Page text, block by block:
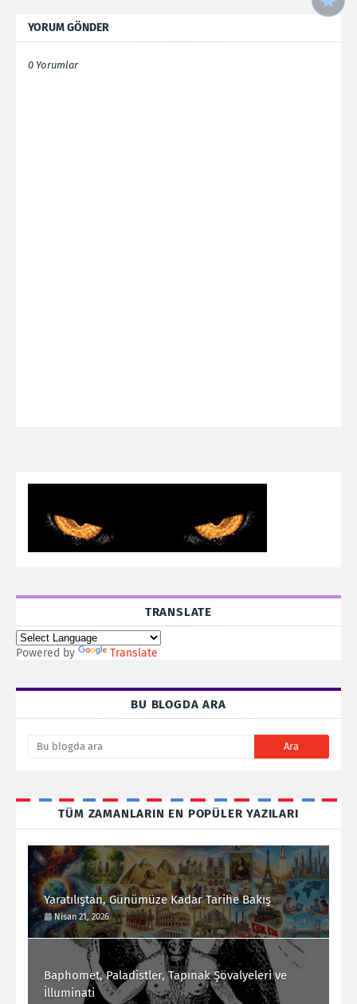
YORUM GÖNDER
0 Yorumlar
TRANSLATE
Powered by Translate
BU BLOGDA ARA
TÜM ZAMANLARIN EN POPÜLER YAZILARI
Yaratılıştan, Günümüze Kadar Tarihe Bakış
Nisan 21, 2026
Baphomet, Paladistler, Tapınak Şövalyeleri ve
İlluminati